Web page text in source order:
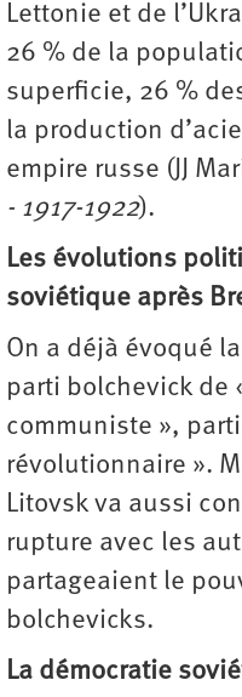
Lettonie et de
26 % de la
superficie, 26 %
la production
empire russe (JJ
- 1917-1922).
Les évolutions
soviétique après
On a déjà évoqué
parti bolchevick de
communiste »,
révolutionnaire ».
Litovsk va aussi
rupture avec les
partageaient le
bolchevicks.
La démocratie